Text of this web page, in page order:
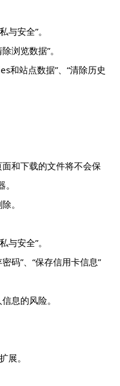
与安全”。
浏览数据”。
和站点数据”、“清除历史
和下载的文件将不会保
。
与安全”。
码”、“保存信用卡信息”
息的风险。
展。